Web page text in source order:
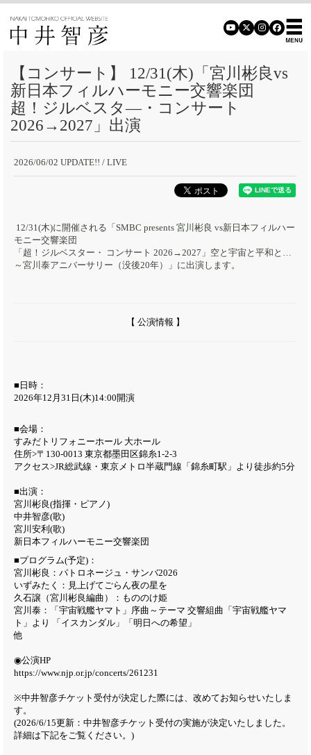
【コンサート】 12/31(木)「宮川彬良vs
新日本フィルハーモニー交響楽団
超！ジルベスタ―・コンサート
2026→2027」出演
2026/06/02 UPDATE!! / LIVE
12/31(木)に開催される「SMBC presents 宮川彬良 vs新日本フィルハー
モニー交響楽団
「超！ジルベスター・ コンサート 2026→2027」空と宇宙と平和と…
～宮川泰アニバーサリー（没後20年）」に出演します。
【 公演情報 】
■日時：
2026年12月31日(木)14:00開演
■会場：
すみだトリフォニーホール 大ホール
住所>〒130-0013 東京都墨田区錦糸1-2-3
アクセス>JR総武線・東京メトロ半蔵門線「錦糸町駅」より徒歩約5分
■出演：
宮川彬良(指揮・ピアノ)
中井智彦(歌)
宮川安利(歌)
新日本フィルハーモニー交響楽団
■プログラム(予定)：
宮川彬良：パトロネージュ・サンバ2026
いずみたく：見上げてごらん夜の星を
久石譲（宮川彬良編曲）：もののけ姫
宮川泰：「宇宙戦艦ヤマト」序曲～テーマ 交響組曲「宇宙戦艦ヤマ
ト」より 「イスカンダル」「明日への希望」
他
◉公演HP
https://www.njp.or.jp/concerts/261231
※中井智彦チケット受付が決定した際には、改めてお知らせいたしま
す。
(2026/6/15更新：中井智彦チケット受付の実施が決定いたしました。
詳細は下記をご覧ください。)